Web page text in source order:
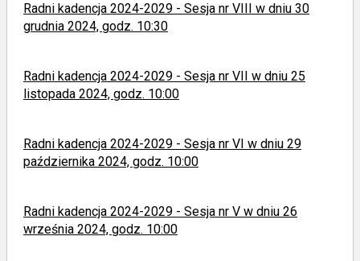
Radni kadencja 2024-2029 - Sesja nr VIII w dniu 30
grudnia 2024, godz. 10:30
Radni kadencja 2024-2029 - Sesja nr VII w dniu 25
listopada 2024, godz. 10:00
Radni kadencja 2024-2029 - Sesja nr VI w dniu 29
października 2024, godz. 10:00
Radni kadencja 2024-2029 - Sesja nr V w dniu 26
września 2024, godz. 10:00